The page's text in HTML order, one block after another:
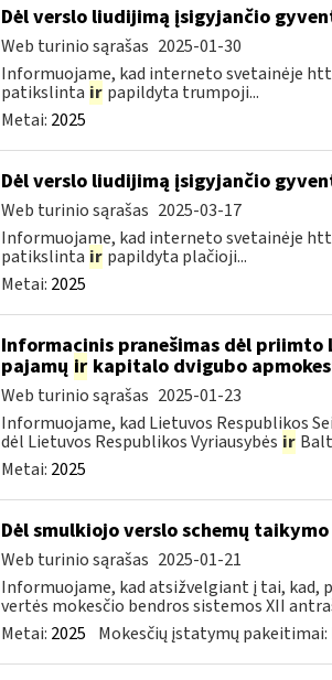
Dėl verslo liudijimą įsigyjančio
Web turinio sąrašas 2025-01-30
Informuojame, kad interneto svetainėje
patikslinta ir papildyta trumpoji...
Metai: 2025
Dėl verslo liudijimą įsigyjančio
Web turinio sąrašas 2025-03-17
Informuojame, kad interneto svetainėje
patikslinta ir papildyta plačioji...
Metai: 2025
Informacinis pranešimas dėl priimto
pajamų irkapitalo dvigubo
Web turinio sąrašas 2025-01-23
Informuojame, kad Lietuvos Respublikos
dėl Lietuvos Respublikos Vyriausybės ir
Metai: 2025
Dėl smulkiojo verslo schemų
Web turinio sąrašas 2025-01-21
Informuojame, kad atsižvelgiant į tai, kad,
vertės mokesčio bendros sistemos XII
Metai: 2025 Mokesčių įstatymų pakeitimai: